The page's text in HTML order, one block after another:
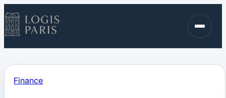
Immobilier
Finance